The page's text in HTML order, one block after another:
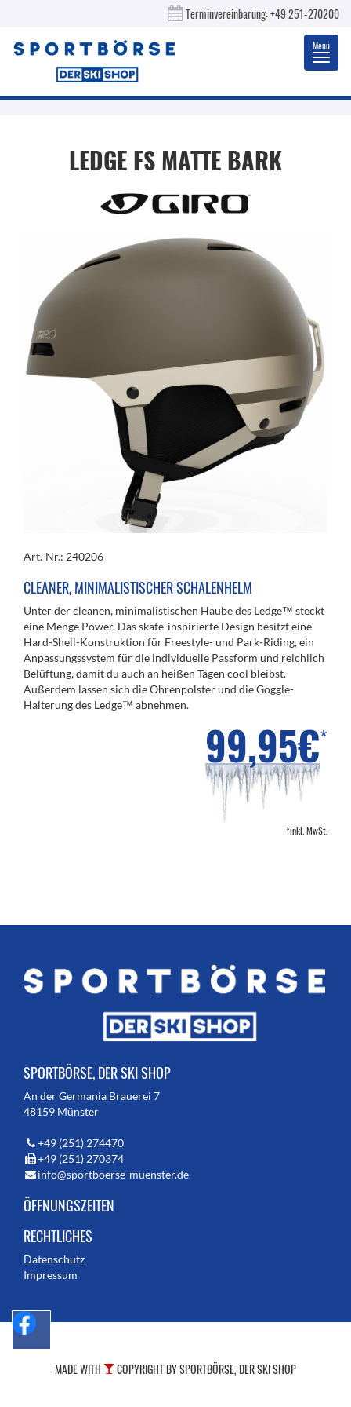
Terminvereinbarung:+49 251-270200
Menü
LEDGE FS MATTE BARK
Art.-Nr.: 240206
CLEANER, MINIMALISTISCHER SCHALENHELM
Unter der cleanen, minimalistischen Haube des Ledge™ steckt
eine Menge Power. Das skate-inspirierte Design besitzt eine
Hard-Shell-Konstruktion für Freestyle- und Park-Riding, ein
Anpassungssystem für die individuelle Passform und reichlich
Belüftung, damit du auch an heißen Tagen cool bleibst.
Außerdem lassen sich die Ohrenpolster und die Goggle-
Halterung des Ledge™ abnehmen.
99,95€*
*inkl. MwSt.
SPORTBÖRSE, DER SKI SHOP
An der Germania Brauerei 7
48159 Münster
+49 (251) 274470
+49 (251) 270374
info@sportboerse-muenster.de
ÖFFNUNGSZEITEN
RECHTLICHES
Datenschutz
Impressum
MADE WITH COPYRIGHT BY SPORTBÖRSE, DER SKI SHOP